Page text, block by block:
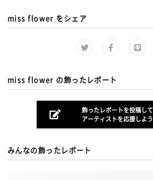
miss flower をシェア
miss flower の飾ったレポート
飾ったレポートを投稿して
アーティストを応援しよう
みんなの飾ったレポート